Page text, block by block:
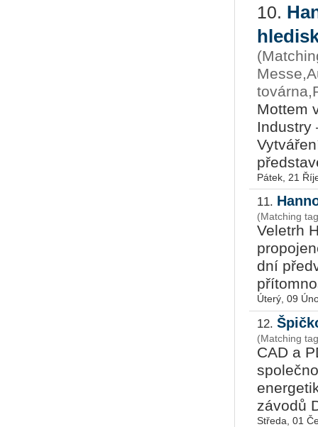
10.
Mottem
Industry
Pátek, 21
11.
(Matching
Veletrh
dní
Úterý, 09
12.
(Matching
CAD a
závodů
Středa, 01